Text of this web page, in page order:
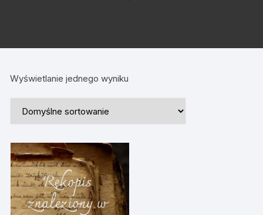
Wyświetlanie jednego wyniku